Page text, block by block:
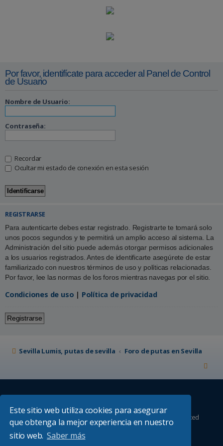
Este sitio web utiliza cookies para asegurar
que obtenga la mejor experiencia en nuestro
sitio web. Saber más
Por favor, identifícate para acceder al Panel de Control
de Usuario
Nombre de Usuario:
Contraseña:
Recordar
Ocultar mi estado de conexión en esta sesión
REGISTRARSE
Para autenticarte debes estar registrado. Registrarte te tomará solo
unos pocos segundos y te permitirá un amplio acceso al sistema. La
Administración del sitio puede además otorgar permisos adicionales
a los usuarios registrados. Antes de identificarte asegúrete de estar
familiarizado con nuestros términos de uso y políticas relacionadas.
Por favor, lee las normas de los foros mientras navegas por el sitio.
Condiciones de uso | Política de privacidad
Registrarse
Sevilla Lumis, putas de sevilla Foro de putas en Sevilla
® Forum Software © phpBB Limited
Absolution style by